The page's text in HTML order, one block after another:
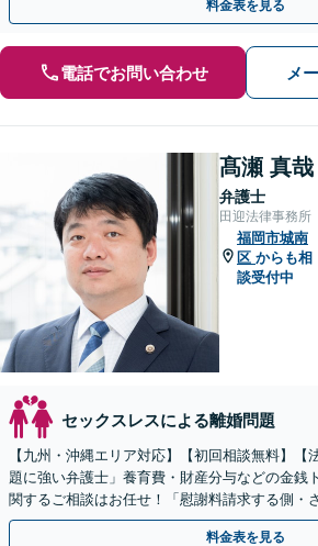
料金表を見る
電話でお問い合わせ メ
髙瀬 真哉
弁護士
田迎法律事務所
福岡市城南
区 からも相
談受付中
セックスレスによる離婚問題
【九州・沖縄エリア対応】【初回相談無料】【
題に強い弁護士」養育費・財産分与などの金銭
関するご相談はお任せ！「慰謝料請求する側・
可」【子連れ相談可】【休日・夜間相談可】【
料金表を見る